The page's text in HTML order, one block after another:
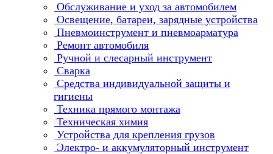
Обслуживание и уход за автомобилем
Освещение, батареи, зарядные устройства
Пневмоинструмент и пневмоарматура
Ремонт автомобиля
Ручной и слесарный инструмент
Сварка
Средства индивидуальной защиты и
гигиены
Техника прямого монтажа
Техническая химия
Устройства для крепления грузов
Электро- и аккумуляторный инструмент